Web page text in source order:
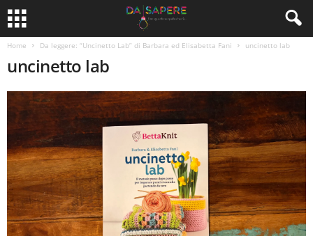
Home Da leggere: “Uncinetto Lab” di Barbara ed Elisabetta Fani uncinetto lab
uncinetto lab